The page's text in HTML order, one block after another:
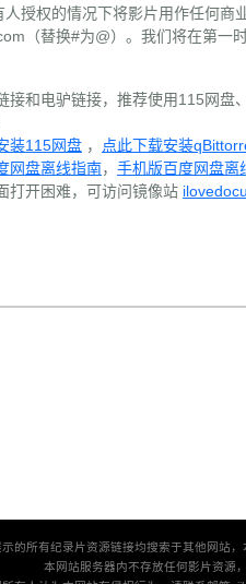
人授权的情况下将影片用作任何
（替换#为@）。我们将在第一
接和电驴链接，推荐使用115网盘
装115网盘 ，
点此下载安装
网盘离线指南， 手机版百度网盘离
打开困难，可访问镜像站
的所有纪录片资源链接均搜索于其他网站
本网站服务器内不存放任何影片资源